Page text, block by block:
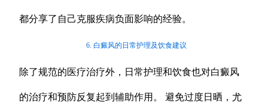
都分享了自己克服疾病负面影响的经验。
6. 白癜风的日常护理及饮食建议
除了规范的医疗治疗外，日常护理和饮食也对白癜风
的治疗和预防反复起到辅助作用。 避免过度日晒，尤